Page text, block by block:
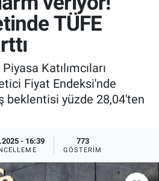
TÜFE
Katılımcıları
Fiyat Endeksi'nde
beklentisi yüzde 28,04'ten
- 16:39 773
GÖSTERIM
Evrenive Fikstür